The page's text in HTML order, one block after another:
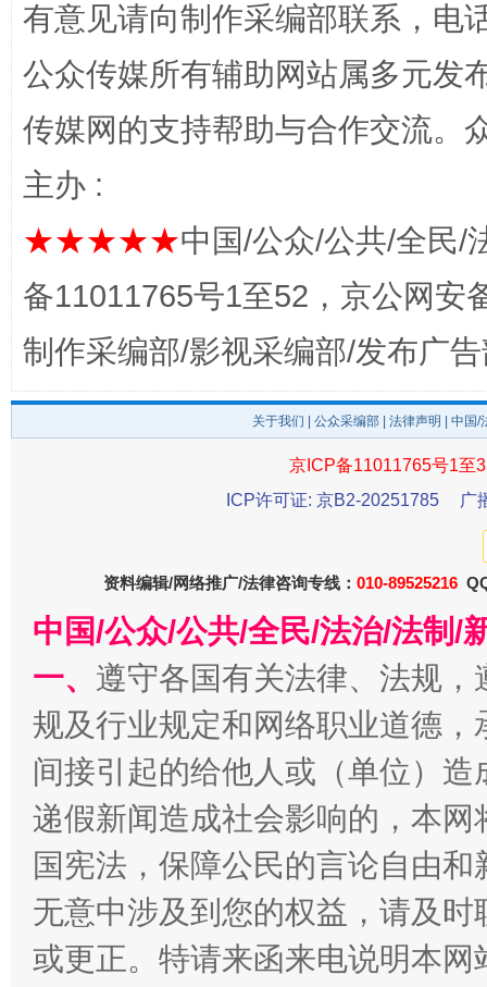
东山县通报“牛蛙产品抗生素超标问题” 法
千年窑火 生生不息 一
有意见请向制作采编部联系，电
公众传媒所有辅助网站属多元发
传媒网的支持帮助与合作交流。
主办 :
★★★★★中国/公众/公共/全民/
备11011765号1至52，京公网安
制作采编部/影视采编部/发布广
关于我们 公众采编部 法律声明 | 中国
京ICP备11011765号1至
ICP许可证: 京B2-20251785
广
资料编辑/网络推广/法律咨询专线： 010-89525216
中国/公众/公共/全民/法治/法制/
一、 遵守各国有关法律、法规
规及行业规定和网络职业道德
间接引起的给他人或（单位）
递假新闻造成社会影响的，本
国宪法，保障公民的言论自由
无意中涉及到您的权益，请及
或更正。特请来函来电说明本